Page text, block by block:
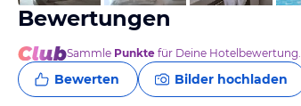
Bewertungen
Sammle Punkte für Deine Hotelbewertung.
Bewerten Bilder hochladen